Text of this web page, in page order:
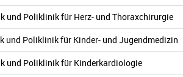
und Poliklinik für Herz- und Thoraxchirurgie
und Poliklinik für Kinder- und Jugendmedizin
und Poliklinik für Kinderkardiologie